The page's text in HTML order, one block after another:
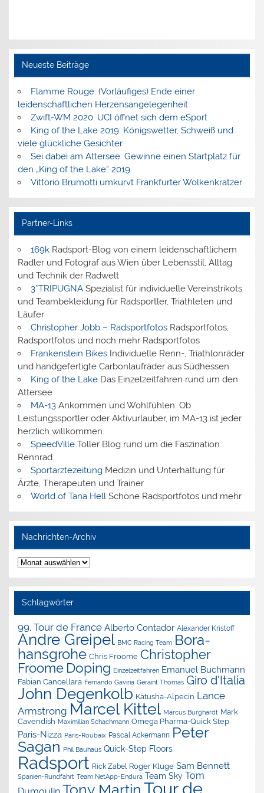
Neueste Beiträge
Flamme Rouge: (Vorläufiges) Ende einer
leidenschaftlichen Herzensangelegenheit
Zwift-WM 2020: UCI öffnet sich dem eSport
King of the Lake 2019: Königswetter, Schweiß und
viele glückliche Gesichter
Sei dabei am Attersee: Gewinne einen Startplatz für
den „King of the Lake“ 2019
Vittorio Brumotti umkurvt Frankfurter Wolkenkratzer
Partner-Links
169kRadsport-Blog von einem leidenschaftlichem
Radler und Fotograf aus Wien über Lebensstil, Alltag
und Technik der Radwelt
3*TRIPUGNASpezialist für individuelle Vereinstrikots
und Teambekleidung für Radsportler, Triathleten und
Läufer
Christopher Jobb – RadsportfotosRadsportfotos,
Radsportfotos und noch mehr Radsportfotos
Frankenstein BikesIndividuelle Renn-, Triathlonräder
und handgefertigte Carbonlaufräder aus Südhessen
King of the LakeDas Einzelzeitfahren rund um den
Attersee
MA-13Ankommen und Wohlfühlen: Ob
Leistungssportler oder Aktivurlauber, im MA-13 ist jeder
herzlich willkommen.
SpeedVilleToller Blog rund um die Faszination
Rennrad
SportärztezeitungMedizin und Unterhaltung für
Ärzte, Therapeuten und Trainer
World of Tana HellSchöne Radsportfotos und mehr
Nachrichten-Archiv
Nachrichten-
Archiv
Schlagwörter
99. Tour de France Alberto Contador Alexander Kristoff
Andre Greipel BMC Racing Team Bora-
hansgrohe Chris Froome Christopher
Froome Doping Einzelzeitfahren Emanuel Buchmann
Fabian Cancellara Fernando Gaviria Geraint Thomas Giro d'Italia
John Degenkolb Katusha-Alpecin Lance
Armstrong Marcel Kittel Marcus Burghardt Mark
Cavendish Maximilian Schachmann Omega Pharma-Quick Step
Paris-Nizza Paris-Roubaix Pascal Ackermann Peter
Sagan Phil Bauhaus Quick-Step Floors
Radsport Rick Zabel Roger Kluge Sam Bennett
Spanien-Rundfahrt Team NetApp-Endura Team Sky Tom